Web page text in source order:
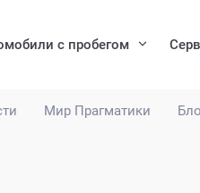
Мир Прагматики
с пробегом